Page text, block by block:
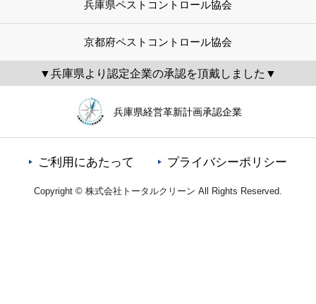
兵庫県ペストコントロール協会
京都府ペストコントロール協会
▼兵庫県より認定企業の承認を頂戴しました▼
兵庫県経営革新計画承認企業
ご利用にあたって プライバシーポリシー
Copyright © 株式会社トータルクリーン All Rights Reserved.